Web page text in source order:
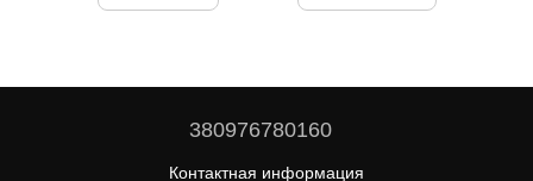
380976780160
Контактная информация